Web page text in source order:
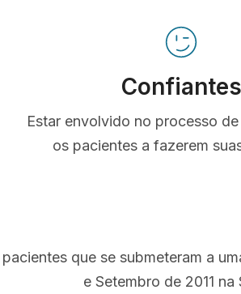
Confiantes
Estar envolvido no processo
os pacientes a fazerem
que se submeteram a
e Setembro de 2011 na